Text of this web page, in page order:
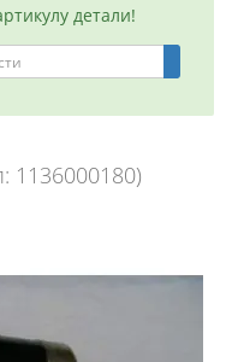
детали!
1136000180)